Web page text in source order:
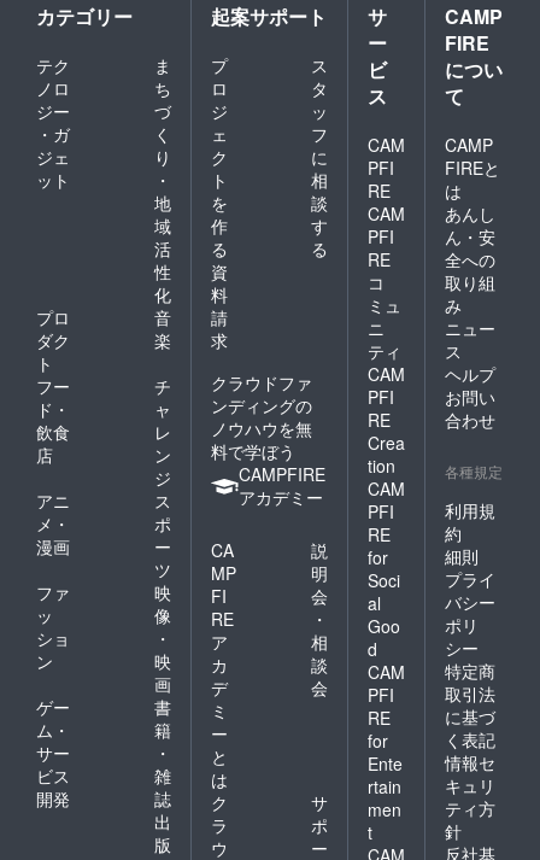
カテゴリー
テク
ノロ
ジー
・ガ
ジェ
ット
ま
ち
づ
く
り
・
地
域
活
性
化
プロ
ダク
ト
音
楽
フー
ド・
飲食
店
チ
ャ
レ
ン
ジ
アニ
メ・
漫画
ス
ポ
ー
ツ
ファ
ッ
ショ
ン
映
像
・
映
画
ゲー
ム・
サー
ビス
開発
書
籍
・
雑
誌
出
版
起案サポート
プ
ロ
ジ
ェ
ク
ト
を
作
る
ス
タ
ッ
フ
に
相
談
す
る
資
料
請
求
クラウドファ
ンディングの
ノウハウを無
料で学ぼう
CAMPFIRE
アカデミー
CA
MP
FI
RE
ア
カ
デ
ミ
ー
と
は
説
明
会
・
相
談
会
ク
ラ
ウ
サ
ポ
ー
サ
ー
ビ
ス
CAM
PFI
RE
CAM
PFI
RE
コ
ミュ
ニ
ティ
CAM
PFI
RE
Crea
tion
CAM
PFI
RE
for
Soci
al
Goo
d
CAM
PFI
RE
for
Ente
rtain
men
t
CAM
CAMP
FIRE
につい
て
CAMP
FIREと
は
あんし
ん・安
全への
取り組
み
ニュー
ス
ヘルプ
お問い
合わせ
各種規定
利用規
約
細則
プライ
バシー
ポリ
シー
特定商
取引法
に基づ
く表記
情報セ
キュリ
ティ方
針
反社基